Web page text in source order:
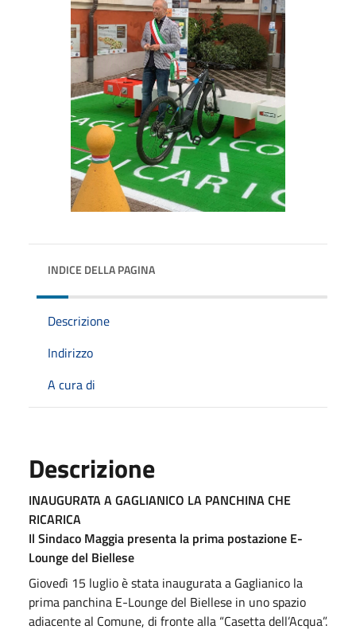
INDICE DELLA PAGINA
Descrizione
Indirizzo
A cura di
Descrizione
INAUGURATA A GAGLIANICO LA PANCHINA CHE
RICARICA
Il Sindaco Maggia presenta la prima postazione E-
Lounge del Biellese
Giovedì 15 luglio è stata inaugurata a Gaglianico la
prima panchina E-Lounge del Biellese in uno spazio
adiacente al Comune, di fronte alla “Casetta dell’Acqua”.